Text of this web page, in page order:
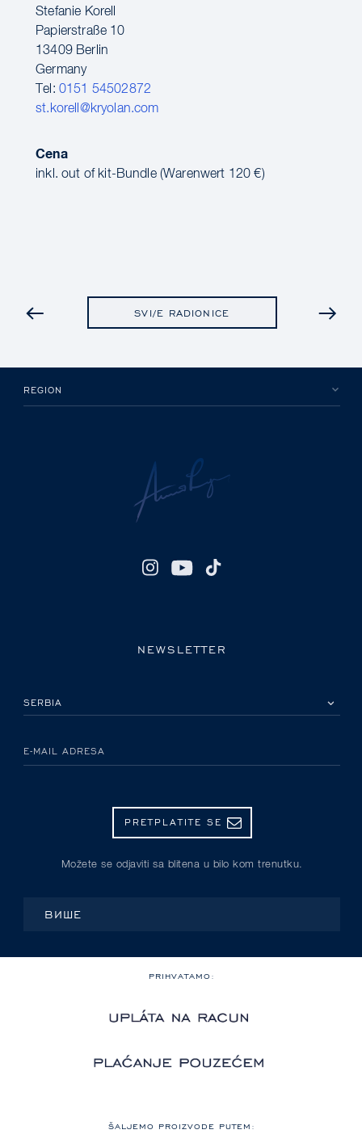
Stefanie Korell
Papierstraße 10
13409 Berlin
Germany
Tel: 0151 54502872
st.korell@kryolan.com
Cena
inkl. out of kit-Bundle (Warenwert 120 €)
PRETHODNO
SVI/E RADIONICE
REGION
NEWSLETTER
E-MAIL ADRESA
PRETPLATITE SE
Možete se odjaviti sa blitena u bilo kom trenutku.
ВИШЕ
PRIHVATAMO:
ŠALJEMO PROIZVODE PUTEM: